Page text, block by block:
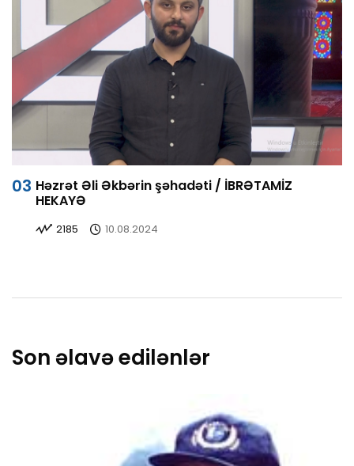
Həzrət Əli Əkbərin şəhadəti / İBRƏTAMİZ
HEKAYƏ
2185 10.08.2024
Son əlavə edilənlər